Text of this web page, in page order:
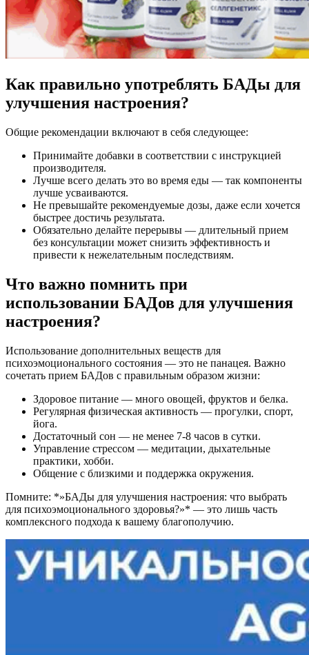
Как правильно употреблять БАДы для
улучшения настроения?
Общие рекомендации включают в себя следующее:
Принимайте добавки в соответствии с инструкцией
производителя.
Лучше всего делать это во время еды — так компоненты
лучше усваиваются.
Не превышайте рекомендуемые дозы, даже если хочется
быстрее достичь результата.
Обязательно делайте перерывы — длительный прием
без консультации может снизить эффективность и
привести к нежелательным последствиям.
Что важно помнить при
использовании БАДов для улучшения
настроения?
Использование дополнительных веществ для
психоэмоционального состояния — это не панацея. Важно
сочетать прием БАДов с правильным образом жизни:
Здоровое питание — много овощей, фруктов и белка.
Регулярная физическая активность — прогулки, спорт,
йога.
Достаточный сон — не менее 7-8 часов в сутки.
Управление стрессом — медитации, дыхательные
практики, хобби.
Общение с близкими и поддержка окружения.
Помните: *»БАДы для улучшения настроения: что выбрать
для психоэмоционального здоровья?»* — это лишь часть
комплексного подхода к вашему благополучию.